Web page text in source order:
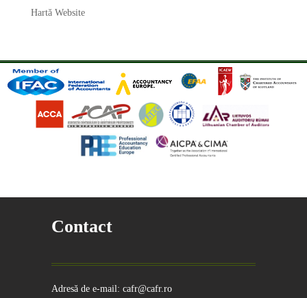
Hartă Website
Contact
Adresă de e-mail: cafr@cafr.ro